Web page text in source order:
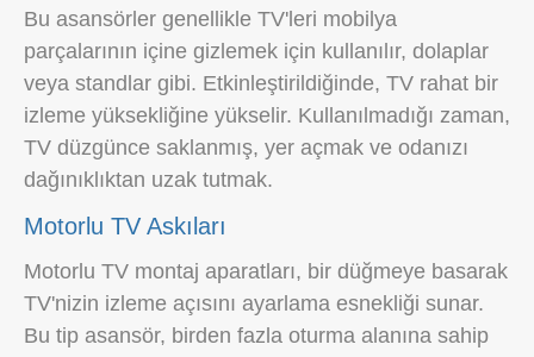
Bu asansörler genellikle TV'leri mobilya
parçalarının içine gizlemek için kullanılır, dolaplar
veya standlar gibi. Etkinleştirildiğinde, TV rahat bir
izleme yüksekliğine yükselir. Kullanılmadığı zaman,
TV düzgünce saklanmış, yer açmak ve odanızı
dağınıklıktan uzak tutmak.
Motorlu TV Askıları
Motorlu TV montaj aparatları, bir düğmeye basarak
TV'nizin izleme açısını ayarlama esnekliği sunar.
Bu tip asansör, birden fazla oturma alanına sahip